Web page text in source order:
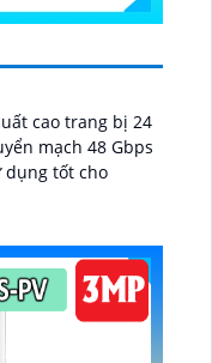
cao trang bị 24
mạch 48 Gbps
dụng tốt cho